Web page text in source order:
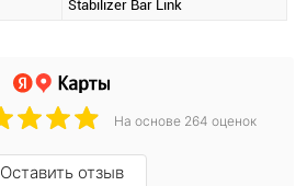
Stabilizer Bar Link
На основе 264 оценок
Оставить отзыв